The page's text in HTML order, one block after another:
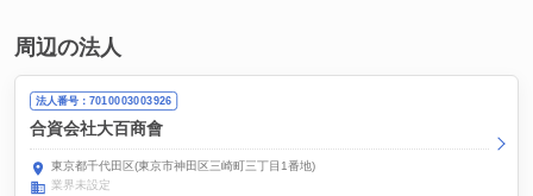
周辺の法人
法人番号：7010003003926
合資会社大百商會
東京都千代田区(東京市神田区三崎町三丁目1番地)
業界未設定